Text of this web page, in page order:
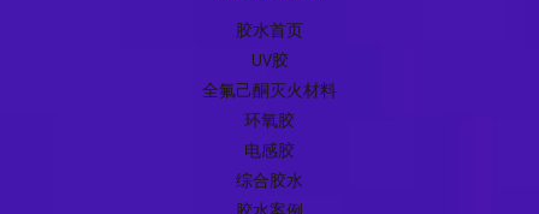
胶水首页
UV胶
全氟己酮灭火材料
环氧胶
电感胶
综合胶水
胶水案例